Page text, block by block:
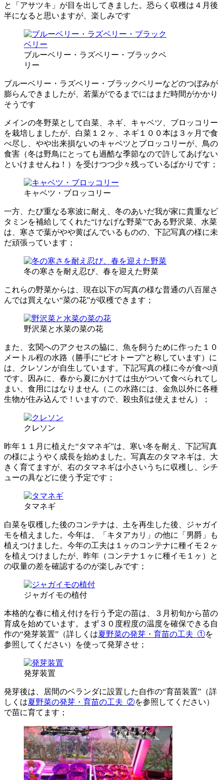
と「アサツキ」が目を出してきました。恐らく収穫は４月後
半になると思いますが、楽しみです
ブルーベリー・ラズベリー・ブラックベ
リー
ブルーベリー・ラズベリー・ブラックベリーなどのつぼみが
膨らんできましたが、若葉がでるまでにはまだ時間がかかり
そうです
メインの冬野菜として白菜、ネギ、キャベツ、ブロッコリー
を栽培しましたが、白菜１２ヶ、ネギ１００本は３ヶ月で食
べ尽し、やや出来損ないのキャベツとブロッコリーが、鳥の
食害（冬は野鳥にとっても過酷な季節なので許してあげない
といけませんね！）を受けつつ少々残っているばかりです；
キャベツ・ブロッコリー
一方、たび重なる寒波に耐え、冬のあいだ我が家に貴重なビ
タミンを補給してくれた“けなげな野菜”である野沢菜、水菜
は、寒さで葉がやや黄ばんでいるものの、下記写真の様に未
だ頑張っています；
冬の寒さを耐え忍び、春を迎えた野菜
これらの野菜からは、現在以下の写真の様な普通の八百屋さ
んでは買えない“菜の花”が収穫できます；
野沢菜と水菜の菜の花
また、玄関へのアクセスの脇に、魚を飼うために作った１０
メートル程の水路（勝手に“ビオトープ”と称しています）に
は、クレソンが自生しています。下記写真の様に今が食べ頃
です。因みに、春から夏にかけては虫がついて食べられてし
まい、食用にはなりません（この水路には、金魚以外に各種
生物が住み込んで！いますので、殺虫剤は使えません）；
クレソン
昨年１１月に植えた“タマネギ”は、寒い冬を耐え、下記写真
の様にようやく成長を始めました。写真左のタマネギは、大
きく育てますが、右のタマネギは小さいうちに収穫し、シチ
ューの具などに使う予定です；
タマネギ
白菜を収穫した後のコンテナは、土を再生した後、ジャガイ
モを植えました。今年は、「キタアカリ」の他に「男爵」も
植えつけました。今年の工夫は１ヶのコンテナに種イモ２ヶ
を植えつけましたが、昨年（コンテナ１ヶに種イモ１ヶ）と
の収量の差を確認するのが楽しみです；
ジャガイモの植付
本格的な春に植え付けを行う予定の苗は、３月初旬から苗の
育成を始めています。まず３０度程度の温度を確保できる自
作の“発芽装置”（詳しくは夏野菜の発芽・育苗の工夫_①を
参照してください）を使って発芽させ；
発芽装置
発芽後は、居間のベランダに設置した自作の“育苗装置”（詳
しくは夏野菜の発芽・育苗の工夫_②を参照してください）
で苗に育てます；